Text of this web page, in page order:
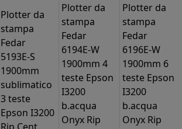
Plotter da
stampa
Fedar
5193E-S
1900mm
sublimatico
3 teste
Epson I3200
Plotter da
stampa
Fedar
6194E-W
1900mm 4
teste Epson
I3200
b.acqua
Onyx Rip
Plotter da
stampa
Fedar
6196E-W
1900mm 6
teste Epson
I3200
b.acqua
Onyx Rip